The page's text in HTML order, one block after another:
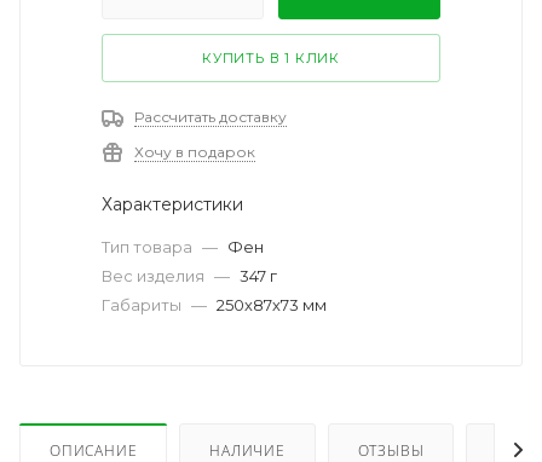
КУПИТЬ В 1 КЛИК
Рассчитать доставку
Хочу в подарок
Характеристики
Тип товара — Фен
Вес изделия — 347 г
Габариты — 250х87х73 мм
ОПИСАНИЕ НАЛИЧИЕ ОТЗЫВЫ КАК